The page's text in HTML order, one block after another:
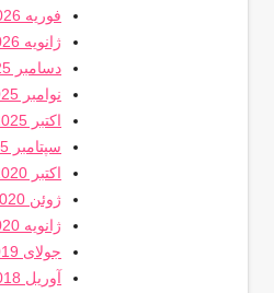
فوریه 2026
ژانویه 2026
دسامبر 2025
نوامبر 2025
اکتبر 2025
سپتامبر 2025
اکتبر 2020
ژوئن 2020
ژانویه 2020
جولای 2019
آوریل 2018